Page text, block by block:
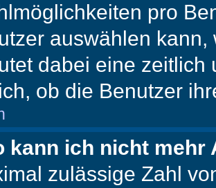
pro
auswählen
dabei eine zeitlich
ob die Benutzer
kann ich nicht
zulässige Zahl